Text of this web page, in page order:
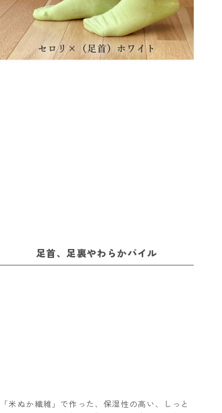
足首、足裏やわらかパイル
「米ぬか繊維」で作った、保湿性の高い、しっと